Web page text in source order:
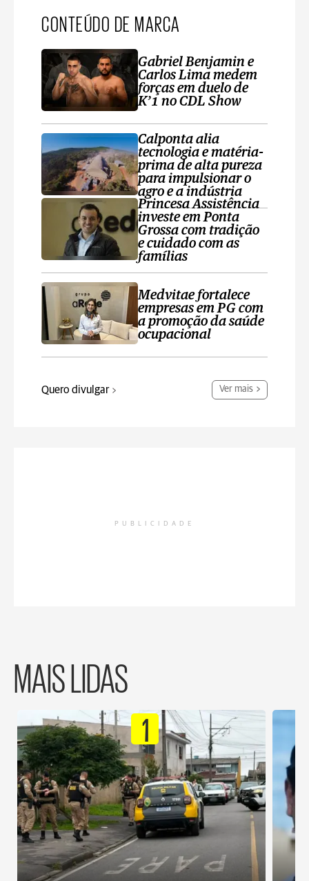
CONTEÚDO DE MARCA
Gabriel Benjamin e
Carlos Lima medem
forças em duelo de
K’1 no CDL Show
Calponta alia
tecnologia e matéria-
prima de alta pureza
para impulsionar o
agro e a indústria
Princesa Assistência
investe em Ponta
Grossa com tradição
e cuidado com as
famílias
Medvitae fortalece
empresas em PG com
a promoção da saúde
ocupacional
Quero divulgar Ver mais
PUBLICIDADE
MAIS LIDAS
1